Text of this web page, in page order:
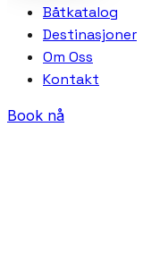
Båtkatalog
Destinasjoner
Om Oss
Kontakt
Book nå